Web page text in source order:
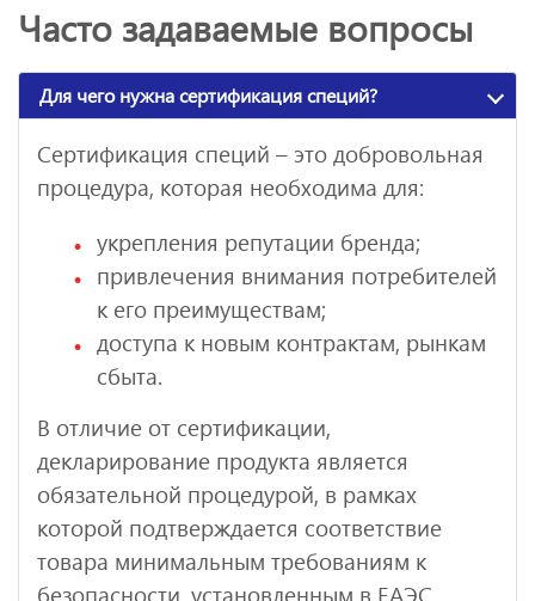
Часто задаваемые вопросы
Для чего нужна сертификация специй?
Сертификация специй – это добровольная
процедура, которая необходима для:
укрепления репутации бренда;
привлечения внимания потребителей
к его преимуществам;
доступа к новым контрактам, рынкам
сбыта.
В отличие от сертификации,
декларирование продукта является
обязательной процедурой, в рамках
которой подтверждается соответствие
товара минимальным требованиям к
безопасности, установленным в ЕАЭС.